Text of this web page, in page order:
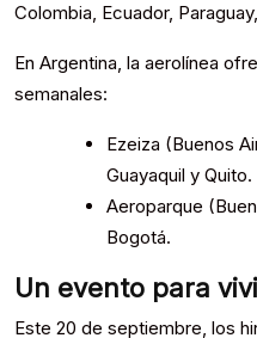
Colombia, Ecuador,
En Argentina, la aerolínea
semanales:
Ezeiza (Buenos
Guayaquil y Quito.
Aeroparque
Bogotá.
Un evento para
Este 20 de septiembre, los